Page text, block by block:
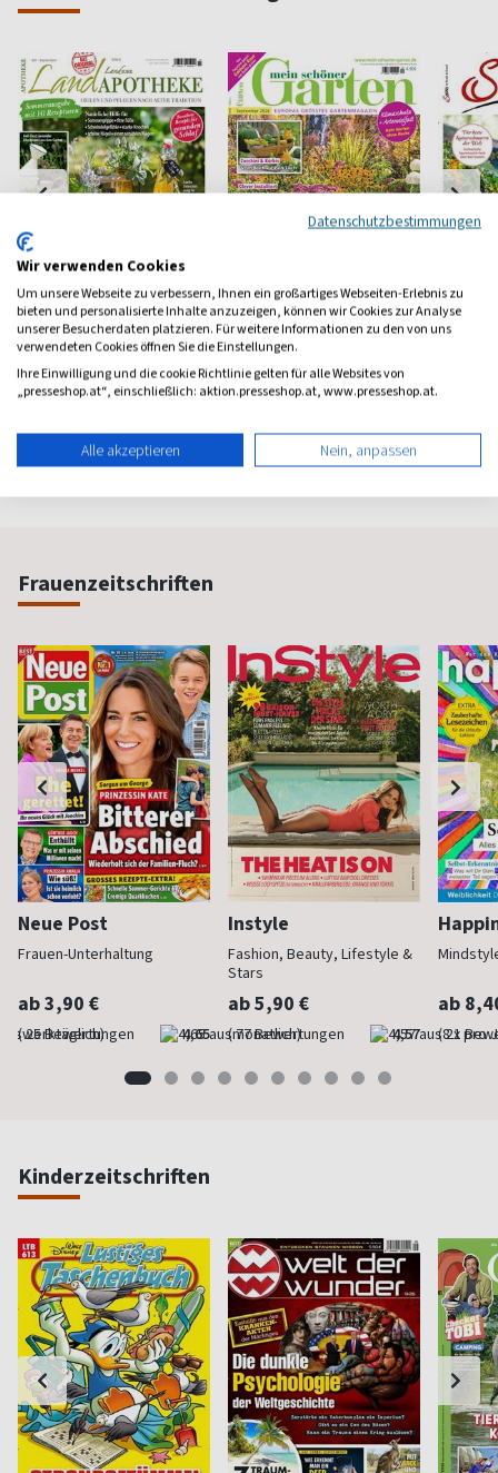
Landapotheke
(quartalsweise) 4,84
Mein schöner Garten
Europas größtes
Gartenmagazin
(monatlich) 4,55
Frauenzeitschriften
Neue Post
Frauen-Unterhaltung
ab 3,90 €
(werktäglich) 4,65
Instyle
Fashion, Beauty, Lifestyle &
Stars
ab 5,90 €
(monatlich) 4,57
ab
(8 x pro
Kinderzeitschriften
Datenschutzbestimmungen
Wir verwenden Cookies
Um unsere Webseite zu verbessern, Ihnen ein großartiges Webseiten-Erlebnis zu
bieten und personalisierte Inhalte anzuzeigen, können wir Cookies zur Analyse
unserer Besucherdaten platzieren. Für weitere Informationen zu den von uns
verwendeten Cookies öffnen Sie die Einstellungen.
Ihre Einwilligung und die cookie Richtlinie gelten für alle Websites von
„presseshop.at“, einschließlich: aktion.presseshop.at, www.presseshop.at.
Alle akzeptieren Nein, anpassen